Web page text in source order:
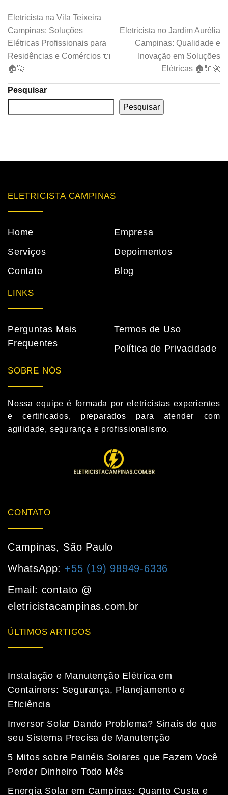
Eletricista na Vila Teixeira
Campinas: Soluções
Elétricas Profissionais para
Residências e Comércios 🔌
🏠🚀
Eletricista no Jardim Aurélia
Campinas: Qualidade e
Inovação em Soluções
Elétricas 🏠🔌🚀
Pesquisar
Pesquisar
ELETRICISTA CAMPINAS
Home
Empresa
Serviços
Depoimentos
Contato
Blog
LINKS
Perguntas Mais
Frequentes
Termos de Uso
Política de Privacidade
SOBRE NÓS
Nossa equipe é formada por eletricistas experientes
e certificados, preparados para atender com
agilidade, segurança e profissionalismo.
CONTATO
Campinas, São Paulo
WhatsApp: +55 (19) 98949-6336
Email: contato @
eletricistacampinas.com.br
ÚLTIMOS ARTIGOS
Instalação e Manutenção Elétrica em
Containers: Segurança, Planejamento e
Eficiência
Inversor Solar Dando Problema? Sinais de que
seu Sistema Precisa de Manutenção
5 Mitos sobre Painéis Solares que Fazem Você
Perder Dinheiro Todo Mês
Energia Solar em Campinas: Quanto Custa e